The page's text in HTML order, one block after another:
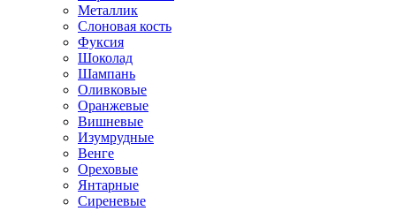
Металлик
Слоновая кость
Фуксия
Шоколад
Шампань
Оливковые
Оранжевые
Вишневые
Изумрудные
Венге
Ореховые
Янтарные
Сиреневые